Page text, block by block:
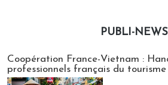
PUBLI-NEWS
Coopération France-Vietnam :
professionnels français du tourisme